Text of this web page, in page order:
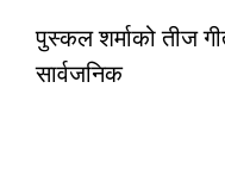
पुस्कल शर्माको तीज
सार्वजनिक